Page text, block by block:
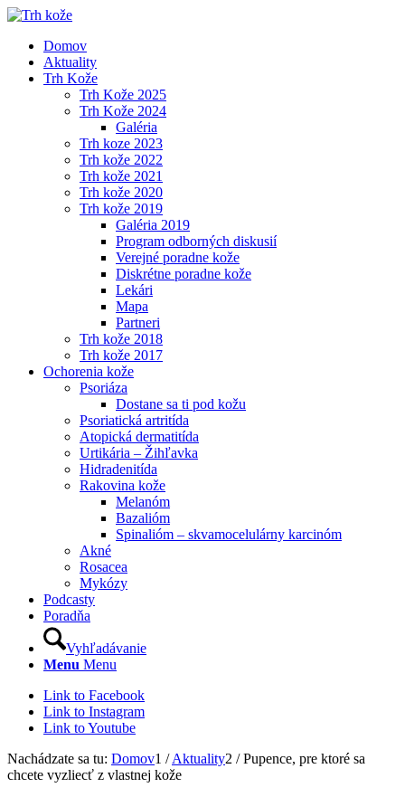
Domov
Aktuality
Trh Kože
Trh Kože 2025
Trh Kože 2024
Galéria
Trh koze 2023
Trh kože 2022
Trh kože 2021
Trh kože 2020
Trh kože 2019
Galéria 2019
Program odborných diskusií
Verejné poradne kože
Diskrétne poradne kože
Lekári
Mapa
Partneri
Trh kože 2018
Trh kože 2017
Ochorenia kože
Psoriáza
Dostane sa ti pod kožu
Psoriatická artritída
Atopická dermatitída
Urtikária – Žihľavka
Hidradenitída
Rakovina kože
Melanóm
Bazalióm
Spinalióm – skvamocelulárny karcinóm
Akné
Rosacea
Mykózy
Podcasty
Poradňa
Vyhľadávanie
Menu Menu
Link to Facebook
Link to Instagram
Link to Youtube
Nachádzate sa tu: Domov1 / Aktuality2 / Pupence, pre ktoré sa
chcete vyzliecť z vlastnej kože